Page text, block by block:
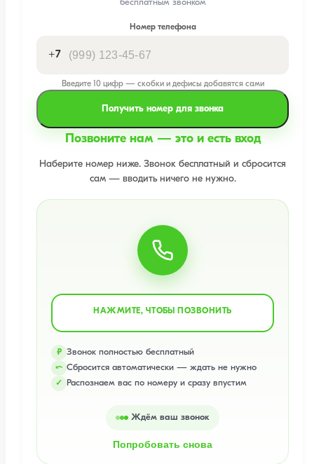
бесплатным звонком
Номер телефона
+7
Введите 10 цифр — скобки и дефисы добавятся сами
Получить номер для звонка
Позвоните нам — это и есть вход
Наберите номер ниже. Звонок бесплатный и сбросится
сам — вводить ничего не нужно.
НАЖМИТЕ, ЧТОБЫ ПОЗВОНИТЬ
₽ Звонок полностью бесплатный
⤺ Сбросится автоматически — ждать не нужно
✓ Распознаем вас по номеру и сразу впустим
Ждём ваш звонок
Попробовать снова